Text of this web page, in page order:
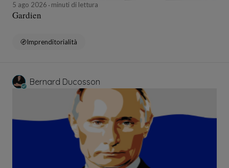
5 ago 2026 minuti di lettura
Gardien
Imprenditorialità
Bernard Ducosson